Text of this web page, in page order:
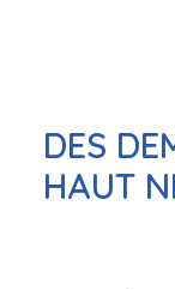
DES
HAUT